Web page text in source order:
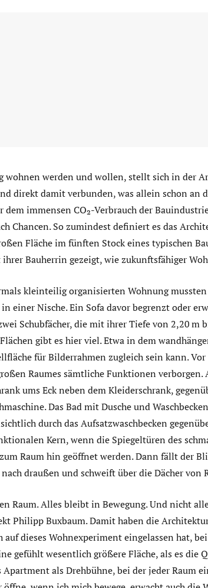
wohnen werden und wollen, stellt sich in der
direkt damit verbunden, was allein schon an
dem immensen CO₂-Verbrauch der
Chancen. So zumindest definiert es das
Fläche im fünften Stock eines typischen
Bauherrin gezeigt, wie zukunftsfähiger
kleinteilig organisierten Wohnung mussten
einer Nische. Ein Sofa davor begrenzt oder
Schubfächer, die mit ihrer Tiefe von 2,20 m
gibt es hier viel. Etwa in dem
für Bilderrahmen zugleich sein kann.
Raumes sämtliche Funktionen verborgen.
ums Eck neben dem Kleiderschrank,
Das Bad mit Dusche und
durch das Aufsatzwaschbecken
Kern, wenn die Spiegeltüren des
Raum hin geöffnet werden. Dann fällt der
draußen und schweift über die Dächer von
Raum. Alles bleibt in Bewegung. Und nicht
Philipp Buxbaum. Damit haben die
dieses Wohnexperiment eingelassen hat,
gefühlt wesentlich größere Fläche, als es die
Apartment als Drehbühne, bei der jeder Raum